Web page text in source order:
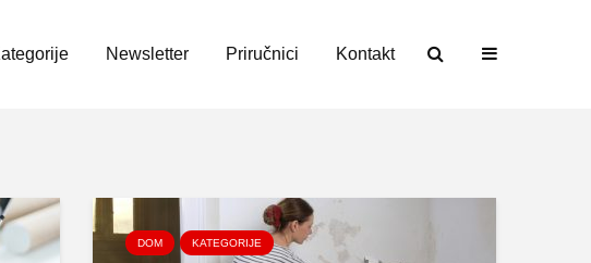
Newsletter Priručnici Kontakt
DOM KATEGORIJE